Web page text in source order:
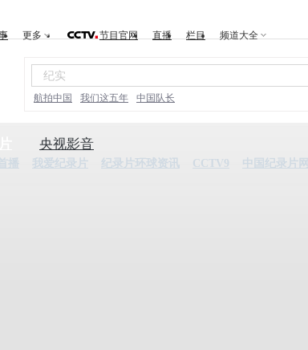
更多 节目官网 直播 栏目 频道大全
航拍中国 我们这五年 中国队长
播 我爱纪录片 纪录片环球资讯 CCTV9 中国纪录片网
央视影音